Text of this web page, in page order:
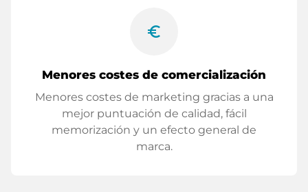
euro_symbol
Menores costes de comercialización
Menores costes de marketing gracias a una
mejor puntuación de calidad, fácil
memorización y un efecto general de
marca.